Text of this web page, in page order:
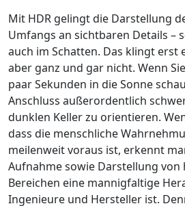
Mit HDR gelingt die Darstellung
Umfangs an sichtbaren Details –
auch im Schatten. Das klingt erst
aber ganz und gar nicht. Wenn
paar Sekunden in die Sonne
Anschluss außerordentlich
dunklen Keller zu orientieren.
dass die menschliche
meilenweit voraus ist, erkennt
Aufnahme sowie Darstellung von
Bereichen eine mannigfaltige
Ingenieure und Hersteller ist.